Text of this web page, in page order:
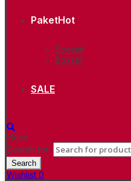
PaketHot
Spesial
Boxset
SALE
close
Search for:
Search
Wishlist 0